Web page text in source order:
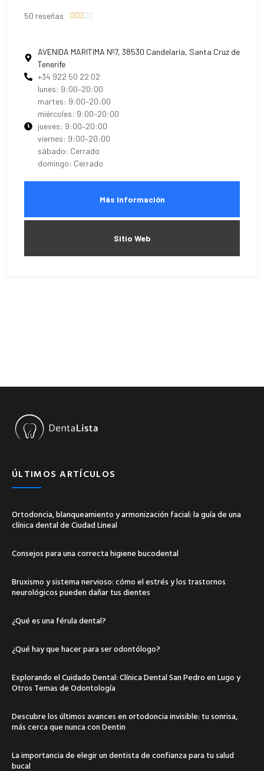
50 reseñas     
AVENIDA MARITIMA Nº7, 38530 Candelaria, Santa Cruz de
Tenerife
+34 922 50 22 02
lunes: 9:00–20:00
martes: 9:00–20:00
miércoles: 9:00–20:00
jueves: 9:00–20:00
viernes: 9:00–20:00
sábado: Cerrado
domingo: Cerrado
Más Información
Sitio Web
ÚLTIMOS ARTÍCULOS
Ortodoncia, blanqueamiento y armonización facial: la guía de una
clínica dental de Ciudad Lineal
Consejos para una correcta higiene bucodental
Bruxismo y sistema nervioso: cómo el estrés y los trastornos
neurológicos pueden dañar tus dientes
¿Qué es una férula dental?
¿Qué hay que hacer para ser odontólogo?
Explorando el Cuidado Dental: Clínica Dental San Pedro en Lugo y
Otros Temas de Odontología
Descubre los últimos avances en ortodoncia invisible: tu sonrisa,
más cerca que nunca con Dentin
La importancia de elegir un dentista de confianza para tu salud
bucal